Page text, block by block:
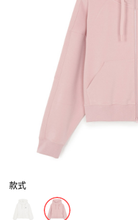
款式